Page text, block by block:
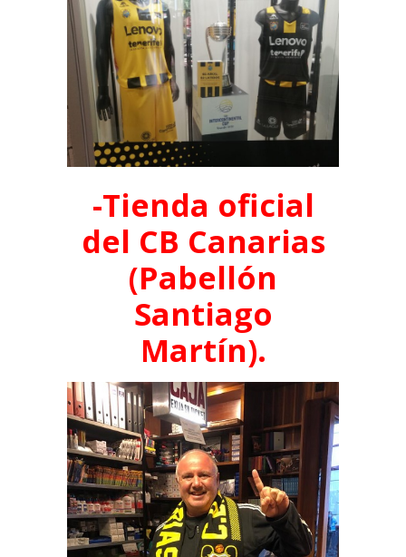
-Tienda oficial
del CB Canarias
(Pabellón
Santiago
Martín).